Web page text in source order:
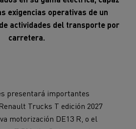
exigencias operativas de un
actividades del transporte por
carretera.
Trucks T edición 2027
motorización DE13 R, o el
T 780 diseñado para el